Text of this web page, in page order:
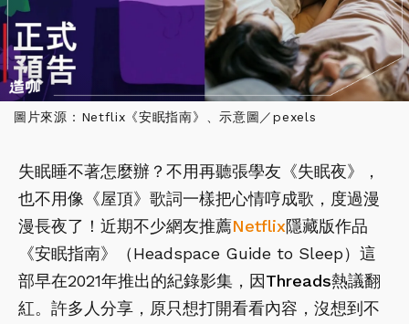
圖片來源：Netflix《安眠指南》、示意圖／pexels
失眠睡不著怎麼辦？不用再聽張學友《失眠夜》，
也不用像《屋頂》歌詞一樣把心情哼成歌，度過漫
漫長夜了！近期不少網友推薦Netflix隱藏版作品
《安眠指南》（Headspace Guide to Sleep）這
部早在2021年推出的紀錄影集，因Threads熱議翻
紅。許多人分享，原只想打開看看內容，沒想到不